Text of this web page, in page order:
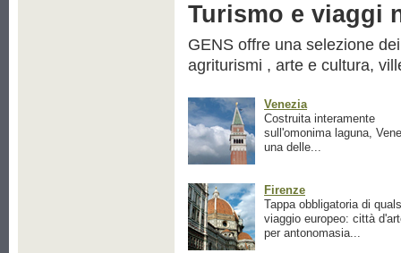
Turismo e viaggi
GENS offre una selezione
agriturismi , arte e cultura,
Venezia
Costruita interamente
sull'omonima laguna,
una delle...
Firenze
Tappa obbligatoria di
viaggio europeo: città
per antonomasia...